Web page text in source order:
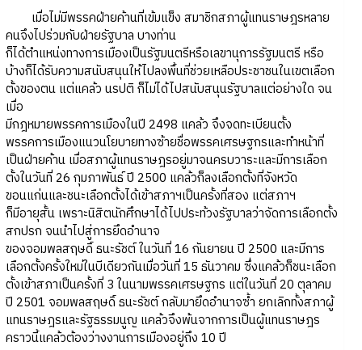
เมื่อไม่มีพรรคฝ่ายค้านที่เข้มแข็ง สมาชิกสภาผู้แทนราษฎรหลาย
คนจึงไปร่วมกับฝ่ายรัฐบาล บางท่าน
ก็ได้ตำแหน่งทางการเมืองเป็นรัฐมนตรีหรือเลขานุการรัฐมนตรี หรือ
บ้างก็ได้รับความสนับสนุนให้ไปลงพื้นที่ช่วยเหลือประชาชนในเขตเลือก
ตั้งของตน แต่แคล้ว นรปติ ก็ไม่ได้ไปสนับสนุนรัฐบาลแต่อย่างใด จน
เมื่อ
มีกฎหมายพรรคการเมืองในปี 2498 แคล้ว จึงจดทะเบียนตั้ง
พรรคการเมืองแนวนโยบายทางซ้ายชื่อพรรคเศรษฐกรและทำหน้าที่
เป็นฝ่ายค้าน เมื่อสภาผู้แทนราษฎรอยู่มาจนครบวาระและมีการเลือก
ตั้งในวันที่ 26 กุมภาพันธ์ ปี 2500 แคล้วก็ลงเลือกตั้งที่จังหวัด
ขอนแก่นและชนะเลือกตั้งได้เข้าสภาฯเป็นครั้งที่สอง แต่สภาฯ
ก็มีอายุสั้น เพราะนิสิตนักศึกษาได้ไปประท้วงรัฐบาลว่าจัดการเลือกตั้ง
สกปรก จนนำไปสู่การยึดอำนาจ
ของจอมพลสฤษดิ์ ธนะรัชต์ ในวันที่ 16 กันยายน ปี 2500 และมีการ
เลือกตั้งครั้งใหม่ในบีเดียวกันเมื่อวันที่ 15 ธันวาคม ซึ่งแคล้วก็ชนะเลือก
ตั้งเข้าสภาเป็นครั้งที่ 3 ในนามพรรคเศรษฐกร แต่ในวันที่ 20 ตุลาคม
ปี 2501 จอมพลสฤษดิ์ ธนะรัชต์ กลับมายึดอำนาจซ้ำ ยกเลิกทั้งสภาผู้
แทนราษฎรและรัฐธรรมนูญ แคล้วจึงพ้นจากการเป็นผู้แทนราษฎร
คราวนี้แคล้วต้องว่างงานการเมืองอยู่ถึง 10 ปี